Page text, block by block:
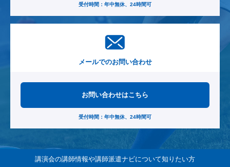
受付時間：年中無休、24時間可
メールでのお問い合わせ
お問い合わせはこちら
受付時間：年中無休、24時間可
講演会の講師情報や講師派遣ナビについて知りたい方